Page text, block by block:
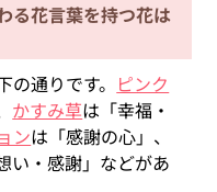
る花言葉を持つ花は
通りです。 ピンク
かすみ草は「幸福・
ンは「感謝の心」、
い・感謝」などがあ